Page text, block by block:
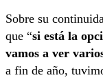
Sobre su
que “si está la
vamos a ver
a fin de año,